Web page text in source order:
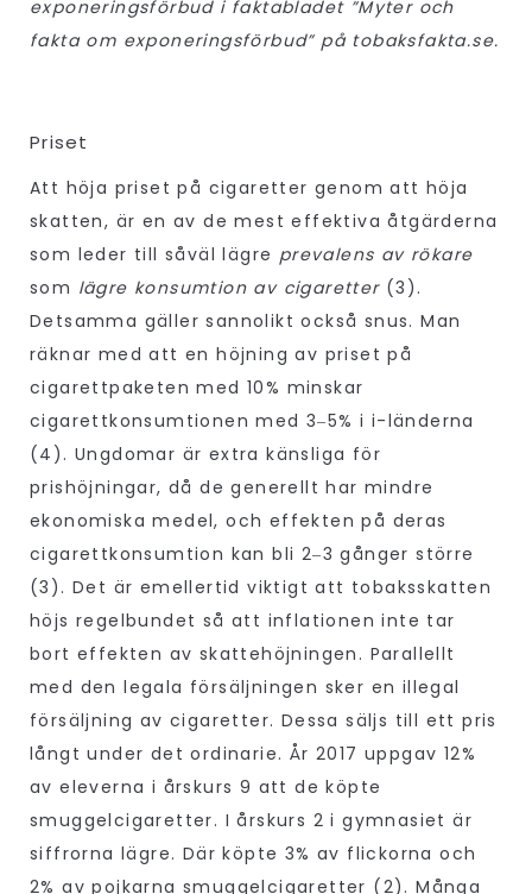
exponeringsförbud i faktabladet ”Myter och
fakta om exponeringsförbud” på tobaksfakta.se.
Priset
Att höja priset på cigaretter genom att höja
skatten, är en av de mest effektiva åtgärderna
som leder till såväl lägre prevalens av rökare
som lägre konsumtion av cigaretter (3).
Detsamma gäller sannolikt också snus. Man
räknar med att en höjning av priset på
cigarettpaketen med 10% minskar
cigarettkonsumtionen med 3‒5% i i-länderna
(4). Ungdomar är extra känsliga för
prishöjningar, då de generellt har mindre
ekonomiska medel, och effekten på deras
cigarettkonsumtion kan bli 2‒3 gånger större
(3). Det är emellertid viktigt att tobaksskatten
höjs regelbundet så att inflationen inte tar
bort effekten av skattehöjningen. Parallellt
med den legala försäljningen sker en illegal
försäljning av cigaretter. Dessa säljs till ett pris
långt under det ordinarie. År 2017 uppgav 12%
av eleverna i årskurs 9 att de köpte
smuggelcigaretter. I årskurs 2 i gymnasiet är
siffrorna lägre. Där köpte 3% av flickorna och
2% av pojkarna smuggelcigaretter (2). Många